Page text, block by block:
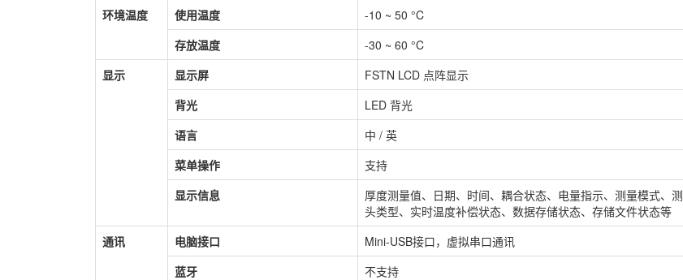
环境温度
使用温度
-10 ~ 50 °C
存放温度
-30 ~ 60 °C
显示
显示屏
FSTN LCD 点阵显示
背光
LED 背光
语言
中 / 英
菜单操作
支持
显示信息
厚度测量值、日期、时间、耦合状态、电量指示、测量模式、测
头类型、实时温度补偿状态、数据存储状态、存储文件状态等
通讯
电脑接口
Mini-USB接口，虚拟串口通讯
蓝牙
不支持